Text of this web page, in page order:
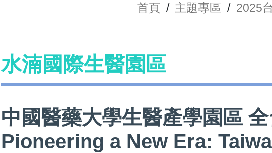
首頁 / 主題專區 / 2025
水湳國際生醫園區
中國醫藥大學生醫產學園區
Pioneering a New Era: